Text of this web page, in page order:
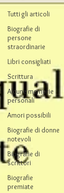
Tutti gli articoli
Biografie di
persone
straordinarie
Libri consigliati
Scrittura
Alcune memorie
personali
Amori possibili
Biografie di donne
notevoli
Biografie di
scrittori
Biografie
premiate